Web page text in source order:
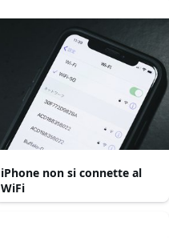
iPhone non si connette al
WiFi